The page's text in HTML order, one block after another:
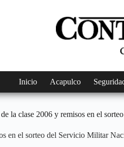
Inicio Acapulco
la clase 2006 y remisos en el
en el sorteo del Servicio Militar